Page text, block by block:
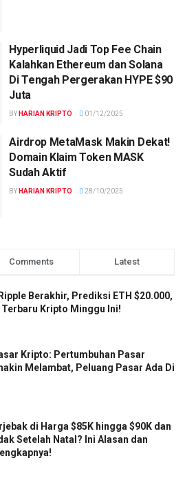
Hyperliquid Jadi Top Fee Chain
Kalahkan Ethereum dan Solana
Di Tengah Pergerakan HYPE $90
Juta
BY HARIAN KRIPTO 01/12/2025
Airdrop MetaMask Makin Dekat!
Domain Klaim Token MASK
Sudah Aktif
BY HARIAN KRIPTO 28/10/2025
Comments Latest
Berakhir, Prediksi ETH $20.000,
Kripto Minggu Ini!
Kripto: Pertumbuhan Pasar
Melambat, Peluang Pasar Ada Di
di Harga $85K hingga $90K dan
Setelah Natal? Ini Alasan dan